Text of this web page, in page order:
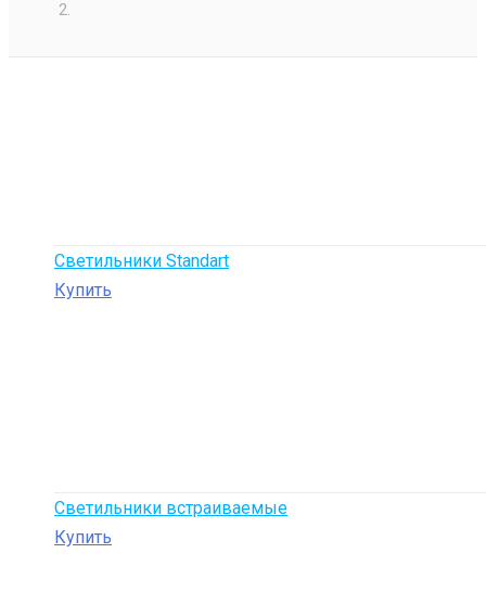
Светильники Standart
Купить
Светильники встраиваемые
Купить